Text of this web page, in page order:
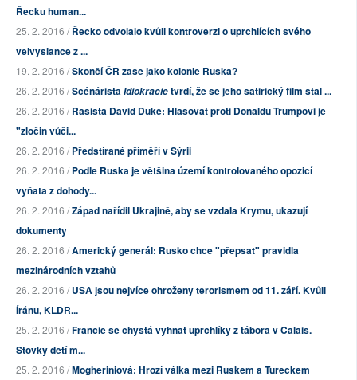
Řecku human...
25. 2. 2016 /Řecko odvolalo kvůli kontroverzi o uprchlících svého
velvyslance z ...
19. 2. 2016 /Skončí ČR zase jako kolonie Ruska?
26. 2. 2016 /ScénáristaIdiokracietvrdí, že se jeho satirický film stal ...
26. 2. 2016 /Rasista David Duke: Hlasovat proti Donaldu Trumpovi je
"zločin vůči...
26. 2. 2016 /Předstírané příměří v Sýrii
26. 2. 2016 /Podle Ruska je většina území kontrolovaného opozicí
vyňata z dohody...
26. 2. 2016 /Západ nařídil Ukrajině, aby se vzdala Krymu, ukazují
dokumenty
26. 2. 2016 /Americký generál: Rusko chce "přepsat" pravidla
mezinárodních vztahů
26. 2. 2016 /USA jsou nejvíce ohroženy terorismem od 11. září. Kvůli
Íránu, KLDR...
25. 2. 2016 /Francie se chystá vyhnat uprchlíky z tábora v Calais.
Stovky dětí m...
25. 2. 2016 /Mogheriniová: Hrozí válka mezi Ruskem a Tureckem